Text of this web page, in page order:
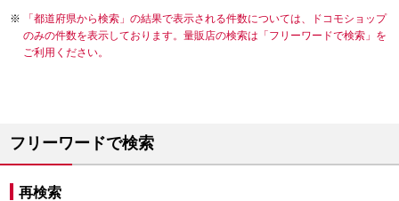
「都道府県から検索」の結果で表示される件数については、ドコモショップ
のみの件数を表示しております。量販店の検索は「フリーワードで検索」を
ご利用ください。
フリーワードで検索
再検索